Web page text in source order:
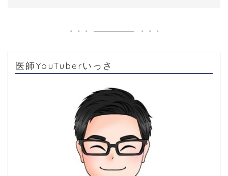
医師YouTuberいっさ